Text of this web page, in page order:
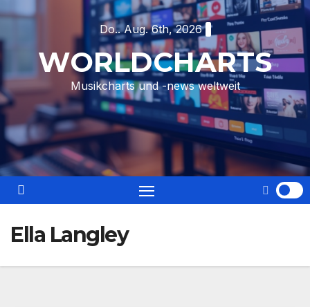
Skip
content
Do.. Aug. 6th, 2026
WORLDCHARTS
Musikcharts und -news weltweit
Ella Langley